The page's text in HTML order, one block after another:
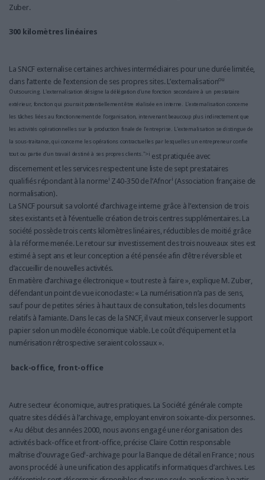
Zuber.
300 kilomètres linéaires
La SNCF externalise certaines archives intermédiaires pour une durée limitée,
dans l’attente de l’extension de ses propres sites. L’externalisationou
Outsourcing. L'externalisation désigne la délégation d'une fonction secondaire à un prestataire
extérieur, fonction qui pourrait potentiellement être réalisée en interne. L'externalisation concerne
les tâches liées au fonctionnement de l'organisation, intervenant beaucoup plus indirectement que
les activités opérationnelles sur la production finale de l'entreprise. L'externalisation se distingue de
la sous-traitance, qui concerne les opérations contractuelles par lesquelles un entrepreneur confie
tout ou partie d'un travail destiné à ses propres clients.">i est pratiquée avec
discernement et les services respectent une liste de sept prestataires
qualifiés répondant à la normei Z40-350 de l’Afnori (Association française de
normalisation).
La SNCF poursuit sa volonté d’archivage interne grâce à l’extension de trois
sites existants et à l’éventuelle création de trois centres supplémentaires. La
société possède trois cents kilomètres linéaires, réductibles de moitié grâce
à la réforme menée. Le retour sur investissement des trois nouveaux sites est
estimé à sept ans et leur conception a été pensée afin d’être réversible et
d’accueillir de nouvelles activités.
En matière d’archivage électronique « tout reste à faire », explique M. Zuber,
défendant un point de vue iconoclaste: « La numérisation n’a pas de sens,
sauf pour de petites séries à haut taux de consultation, tels les documents
relatifs à l’amiante. Dans le cas de la SNCF, il vaut mieux conserver le support
papier selon un modèle économique viable. Le coût d’équipement et la
numérisation rétrospective seraient colossaux ».
back-office, front-office
Autre secteur économique, autres pratiques. La Société générale compte
quatre sites dédiés à l’archivage, employant environ soixante-dix personnes.
« Au début des années 2000, nous avons engagé une réorganisation des
activités back-office et front-office, précise Claire Cottin responsable
maîtrise d’ouvrage Gedi-archivage pour la Banque de détail en France ; nous
avons procédé à une unification des applicatifs informatiques d’archives. Les